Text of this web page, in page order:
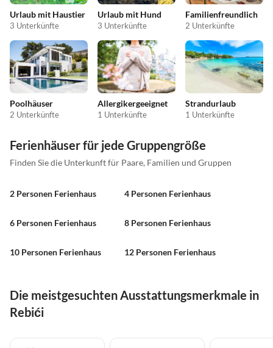
Urlaub mit Haustier
3 Unterkünfte
Urlaub mit Hund
3 Unterkünfte
Familienfreundlich
2 Unterkünfte
Poolhäuser
2 Unterkünfte
Allergikergeeignet
1 Unterkünfte
Strandurlaub
1 Unterkünfte
Ferienhäuser für jede Gruppengröße
Finden Sie die Unterkunft für Paare, Familien und Gruppen
2 Personen Ferienhaus 4 Personen Ferienhaus
6 Personen Ferienhaus 8 Personen Ferienhaus
10 Personen Ferienhaus 12 Personen Ferienhaus
Die meistgesuchten Ausstattungsmerkmale in
Rebići